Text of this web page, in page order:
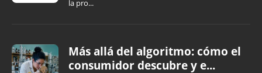
la pro...
Más allá del algoritmo: cómo el
consumidor descubre y e...